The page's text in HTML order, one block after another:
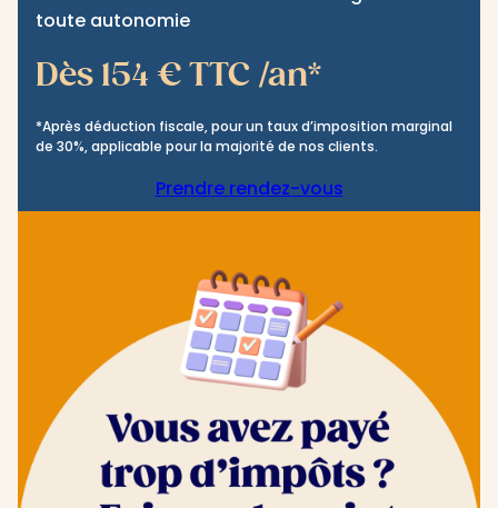
toute autonomie
Dès 154 € TTC /an*
*Après déduction fiscale, pour un taux d’imposition marginal
de 30%, applicable pour la majorité de nos clients.
Prendre rendez-vous